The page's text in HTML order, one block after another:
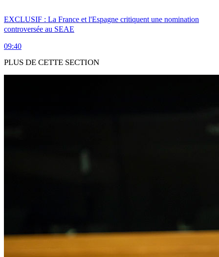
EXCLUSIF : La France et l'Espagne critiquent une nomination
controversée au SEAE
09:40
PLUS DE CETTE SECTION